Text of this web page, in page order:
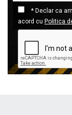
* Declar ca
acord cu Politica